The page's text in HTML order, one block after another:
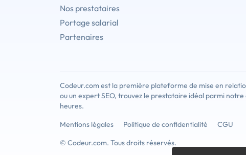
Nos prestataires
Portage salarial
Partenaires
Codeur.com est la première plateforme de mise en
ou un expert SEO, trouvez le prestataire idéal parmi
heures.
Mentions légales
Politique de confidentialité
CGU
© Codeur.com. Tous droits réservés.